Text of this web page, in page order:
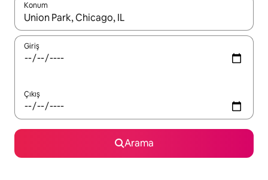
Konum
Sonuçlar kullanılabilir olduğunda yukarı ve aşağı oklarıyla
Giriş
Çıkış
Arama